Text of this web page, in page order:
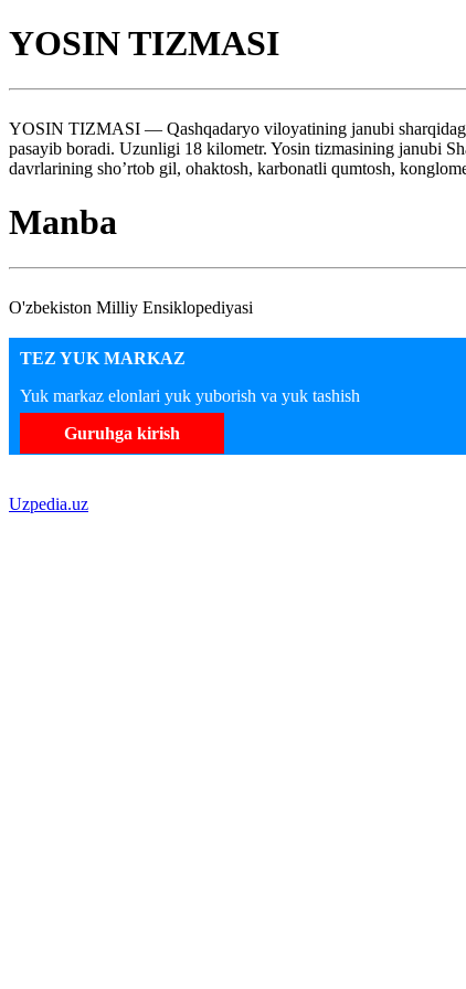
YOSIN TIZMASI
YOSIN TIZMASI — Qashqadaryo viloyatining janubi sharqidagi
pasayib boradi. Uzunligi 18 kilometr. Yosin tizmasining janubi
davrlarining sho’rtob gil, ohaktosh, karbonatli qumtosh,
Manba
O'zbekiston Milliy Ensiklopediyasi
TEZ YUK MARKAZ
Yuk markaz elonlari yuk yuborish va yuk tashish
Guruhga kirish
Uzpedia.uz